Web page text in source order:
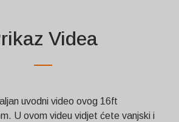
Videa
uvodni video ovog 16ft
U ovom videu vidjet ćete vanjski i